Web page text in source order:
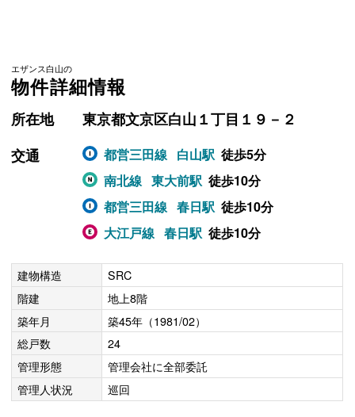
エザンス白山の
物件詳細情報
所在地
東京都文京区白山１丁目１９－２
交通
都営三田線 白山駅 徒歩5分
南北線 東大前駅 徒歩10分
都営三田線 春日駅 徒歩10分
大江戸線 春日駅 徒歩10分
建物構造
SRC
階建
地上8階
築年月
築45年（1981/02）
総戸数
24
管理形態
管理会社に全部委託
管理人状況
巡回